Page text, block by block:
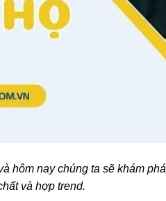
hôm nay chúng ta sẽ khám phá
và hợp trend.